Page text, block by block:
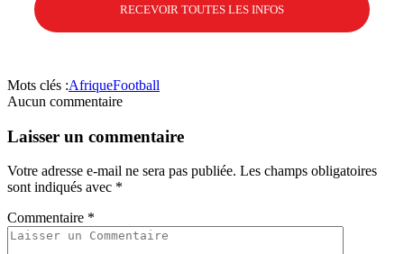
Mots clés :AfriqueFootball
Aucun commentaire
Laisser un commentaire
Votre adresse e-mail ne sera pas publiée. Les champs obligatoires
sont indiqués avec *
Commentaire *